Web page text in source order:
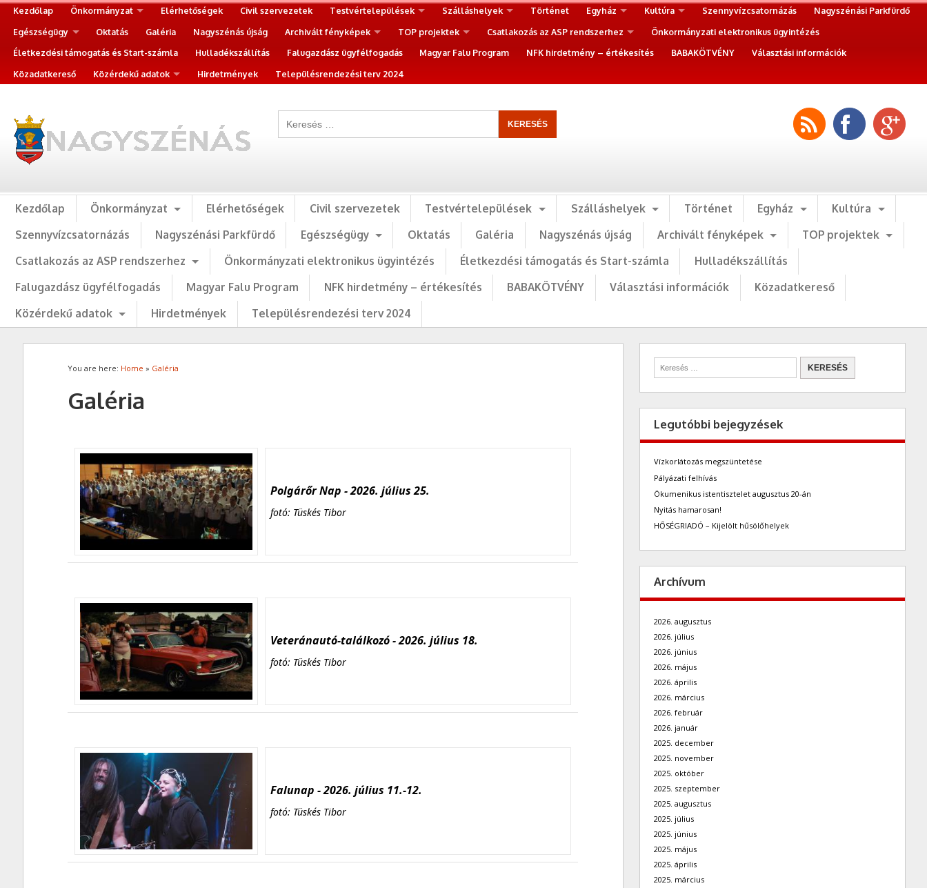
Kezdőlap Önkormányzat Elérhetőségek Civil szervezetek Testvértelepülések Szálláshelyek Történet Egyház Kultúra Szennyvízcsatornázás
Nagyszénási Parkfürdő
Egészségügy
Oktatás Galéria Nagyszénás újság Archivált fényképek TOP projektek Csatlakozás az ASP rendszerhez
Önkormányzati elektronikus ügyintézés
Életkezdési támogatás és Start-számla
Hulladékszállítás Falugazdász ügyfélfogadás Magyar Falu Program NFK hirdetmény – értékesítés BABAKÖTVÉNY
Választási információk
Közadatkereső
Közérdekű adatok Hirdetmények Településrendezési terv 2024
Kezdőlap Önkormányzat Elérhetőségek Civil szervezetek Testvértelepülések Szálláshelyek Történet Egyház
Kultúra
Szennyvízcsatornázás
Nagyszénási Parkfürdő Egészségügy Oktatás Galéria Nagyszénás újság Archivált fényképek
TOP projektek
Csatlakozás az ASP rendszerhez
Önkormányzati elektronikus ügyintézés Életkezdési támogatás és Start-számla
Hulladékszállítás
Falugazdász ügyfélfogadás
Magyar Falu Program NFK hirdetmény – értékesítés BABAKÖTVÉNY Választási információk
Közadatkereső
Közérdekű adatok
Hirdetmények Településrendezési terv 2024
You are here: Home » Galéria
Galéria
Polgárőr Nap - 2026. július 25.
fotó: Tüskés Tibor
Veteránautó-találkozó - 2026. július 18.
fotó: Tüskés Tibor
Falunap - 2026. július 11.-12.
fotó: Tüskés Tibor
Legutóbbi bejegyzések
Vízkorlátozás megszüntetése
Pályázati felhívás
Ökumenikus istentisztelet augusztus 20-án
Nyitás hamarosan!
HŐSÉGRIADÓ – Kijelölt hűsölőhelyek
Archívum
2026. augusztus
2026. július
2026. június
2026. május
2026. április
2026. március
2026. február
2026. január
2025. december
2025. november
2025. október
2025. szeptember
2025. augusztus
2025. július
2025. június
2025. május
2025. április
2025. március